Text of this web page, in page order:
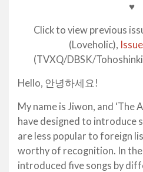
♥
Click to view previous
(Loveholic),
(TVXQ/DBSK/
Hello, 안녕하세요!
My name is Jiwon, and ‘The
have designed to introduce
are less popular to foreign
worthy of recognition. In the
introduced five songs by